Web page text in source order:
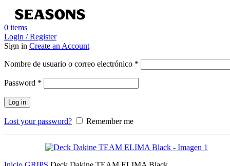
0 items
Login / Register
Sign in Create an Account
Nombre de usuario o correo electrónico *
Password *
Log in
Lost your password? Remember me